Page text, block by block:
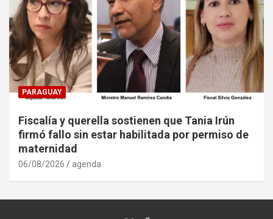
PARAGUAY
Fiscalía y querella sostienen que Tania Irún
firmó fallo sin estar habilitada por permiso de
maternidad
06/08/2026 agenda